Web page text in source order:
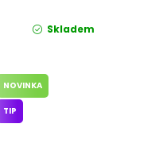
Skladem
NOVINKA
TIP